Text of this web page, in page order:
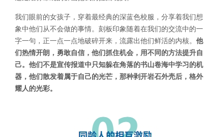
我们眼前的女孩子，穿着最经典的深蓝色校服，分享着我们想
象中他们从不会做的事情。刻板印象随着在我们的交流中的一
字一句，正一点一点地破碎开来，流露出他们鲜活的内核。 他
们热情开朗，勇敢自信，他们抓住机会，用不同的方法提升自
己。他们不是宣传报道中只知躲在角落的书山卷海中学习的机
器，他们散发着属于自己的光芒，那种剥开岩石外壳后，格外
耀人的光彩。